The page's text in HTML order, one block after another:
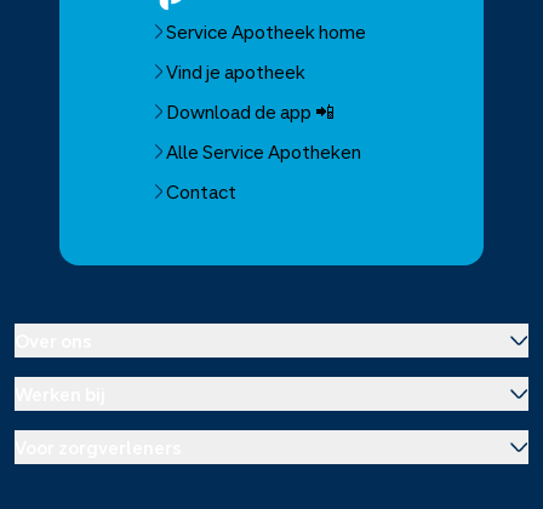
Service Apotheek home
Vind je apotheek
Download de app 📲
Alle Service Apotheken
Contact